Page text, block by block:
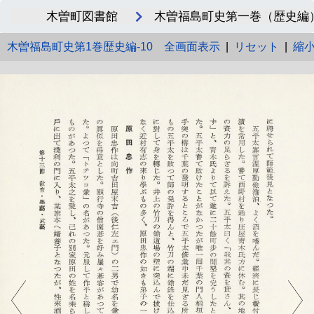
木曽町図書館 木曽福島町史第一巻（歴史編